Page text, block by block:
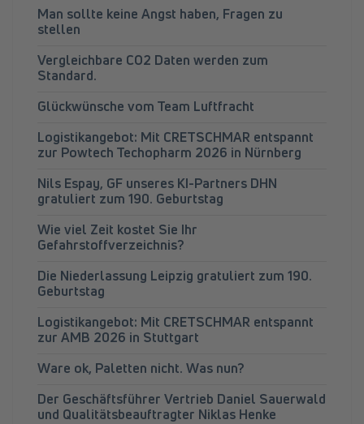
Man sollte keine Angst haben, Fragen zu
stellen
Vergleichbare CO2 Daten werden zum
Standard.
Glückwünsche vom Team Luftfracht
Logistikangebot: Mit CRETSCHMAR entspannt
zur Powtech Techopharm 2026 in Nürnberg
Nils Espay, GF unseres KI-Partners DHN
gratuliert zum 190. Geburtstag
Wie viel Zeit kostet Sie Ihr
Gefahrstoffverzeichnis?
Die Niederlassung Leipzig gratuliert zum 190.
Geburtstag
Logistikangebot: Mit CRETSCHMAR entspannt
zur AMB 2026 in Stuttgart
Ware ok, Paletten nicht. Was nun?
Der Geschäftsführer Vertrieb Daniel Sauerwald
und Qualitätsbeauftragter Niklas Henke